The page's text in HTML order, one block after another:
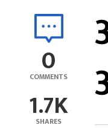
0
COMMENTS
1.7K
SHARES